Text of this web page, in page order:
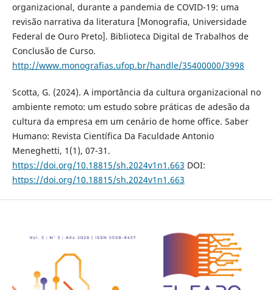
organizacional, durante a pandemia de COVID-19: uma
revisão narrativa da literatura [Monografia, Universidade
Federal de Ouro Preto]. Biblioteca Digital de Trabalhos de
Conclusão de Curso.
http://www.monografias.ufop.br/handle/35400000/3998
Scotta, G. (2024). A importância da cultura organizacional no
ambiente remoto: um estudo sobre práticas de adesão da
cultura da empresa em um cenário de home office. Saber
Humano: Revista Científica Da Faculdade Antonio
Meneghetti, 1(1), 07-31.
https://doi.org/10.18815/sh.2024v1n1.663 DOI:
https://doi.org/10.18815/sh.2024v1n1.663